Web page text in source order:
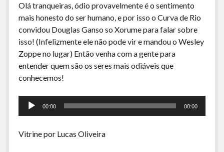
Boca do Lixo
Rachão na Beira do RIo
Arquivo CDR
Papo Tranqueira
A Ripa É a Lei
Especiais
Preliminares
Mateus Mantoan
Rafael Almeida
Olá tranqueiras, ódio provavelmente é o sentimento
mais honesto do ser humano, e por isso o Curva de Rio
convidou Douglas Ganso so Xorume para falar sobre
isso! (Infelizmente ele não pode vir e mandou o Wesley
Zoppe no lugar) Então venha com a gente para
entender quem são os seres mais odiáveis que
conhecemos!
Tocador
00:00 00:00
Vitrine por Lucas Oliveira